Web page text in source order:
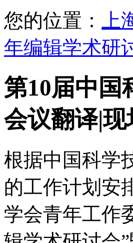
您的位置： 上
年编辑学术研
第10届中国
会议翻译|
根据中国科学
的工作计划安
学会青年工作